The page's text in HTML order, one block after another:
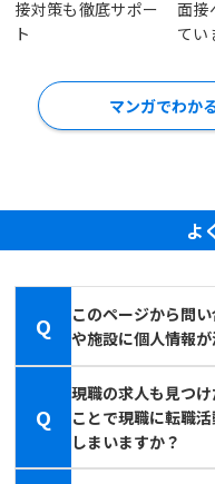
接対策も徹底サポー
ト
面接
てい
マンガでわか
よ
Q
このページから問
や施設に個人情報
Q
現職の求人も見つ
ことで現職に転職
しまいますか？